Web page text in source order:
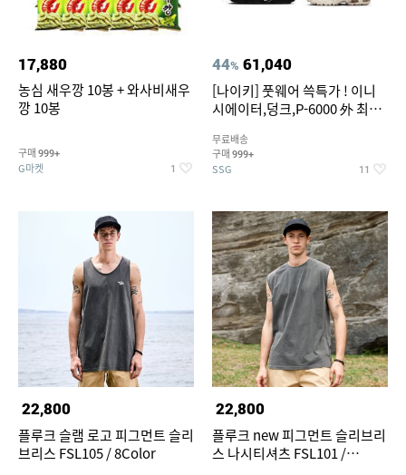
17,880
농심 새우깡 10봉 + 와사비새우
깡 10봉
구매 999+
G마켓 1
44% 61,040
[나이키] 풋웨어 쓱특가 ! 이니
시에이터,덩크,P-6000 外 최대
무료배송
구매 999+
SSG 11
22,800
플루크 슬램 로고 피그먼트 슬리
브리스 FSL105 / 8Color
22,800
플루크 new 피그먼트 슬리브리
스 나시티셔츠 FSL101 /